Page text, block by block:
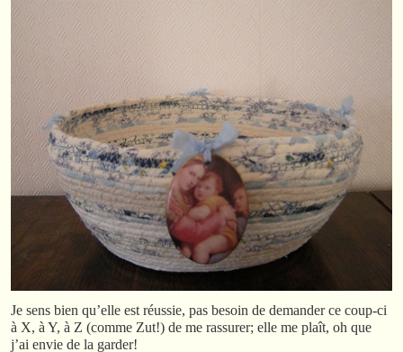
Je sens bien qu’elle est réussie, pas besoin de demander ce coup-ci
à X, à Y, à Z (comme Zut!) de me rassurer; elle me plaît, oh que
j’ai envie de la garder!